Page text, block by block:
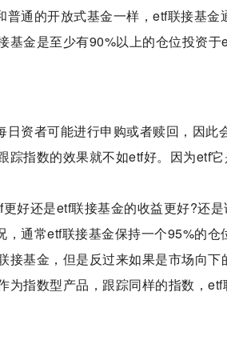
通的开放式基金一样，etf联接基
基金是至少有90%以上的仓位投资于
资者可能进行申购或者赎回，因
踪指数的效果就不如etf好。因为etf
好还是etf联接基金的收益更好?还
通常etf联接基金保持一个95%的
接基金，但是反过来如果是市场向
指数型产品，跟踪同样的指数，etf